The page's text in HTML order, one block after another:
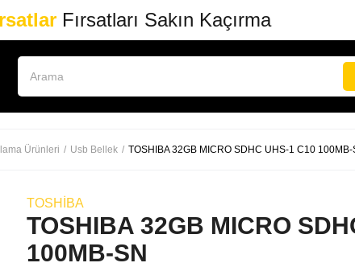
Fırsatları Sakın Kaçırma
Ürünleri Usb Bellek TOSHIBA 32GB MICRO SDHC UHS-1 C10 100MB-
TOSHIBA
TOSHIBA 32GB MICRO
100MB-SN